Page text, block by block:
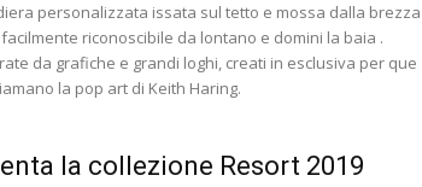
personalizzata issata sul tetto e mossa dalla brezza
riconoscibile da lontano e domini la baia .
da grafiche e grandi loghi, creati in esclusiva per que
la pop art di Keith Haring.
la collezione Resort 2019